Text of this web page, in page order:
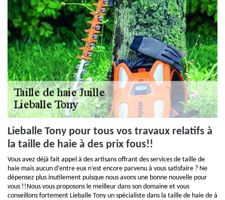
Lieballe Tony pour tous vos travaux relatifs à
la taille de haie à des prix fous!!
Vous avez déjà fait appel à des artisans offrant des services de taille de
haie mais aucun d’entre eux n’est encore parvenu à vous satisfaire ? Ne
dépensez plus inutilement puisque nous avons une bonne nouvelle pour
vous !!Nous vous proposons le meilleur dans son domaine et vous
conseillons fortement Lieballe Tony un spécialiste dans la taille de haie de à